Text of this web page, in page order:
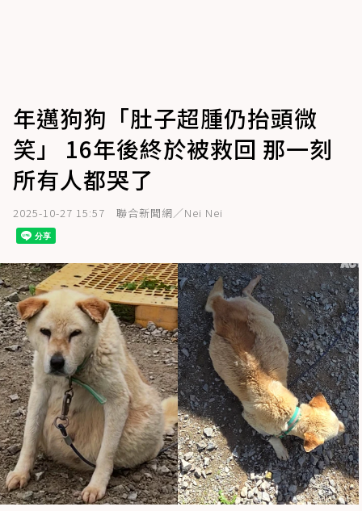
年邁狗狗「肚子超腫仍抬頭微
笑」 16年後終於被救回 那一刻
所有人都哭了
2025-10-27 15:57 聯合新聞網／Nei Nei